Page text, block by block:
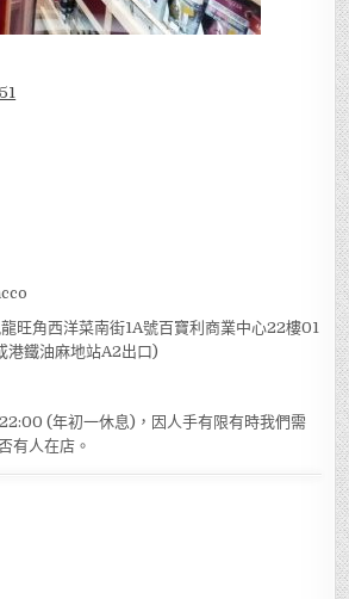
旺角西洋菜南街1A號百寶利商業中心22樓01
港鐵油麻地站A2出口)
(年初一休息)，因人手有限有時我們需
有人在店。